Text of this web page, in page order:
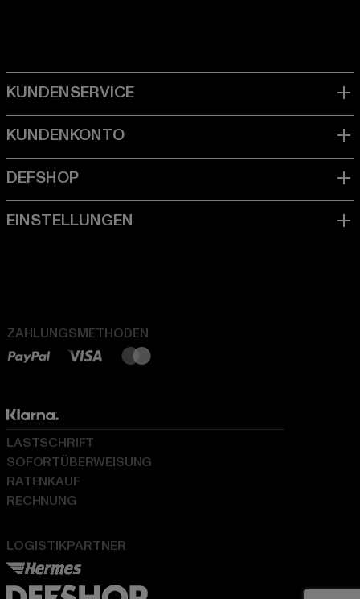
ZAHLUNGSMETHODEN
LOGISTIKPARTNER
LASTSCHRIFT
SOFORTÜBERWEISUNG
RATENKAUF
RECHNUNG